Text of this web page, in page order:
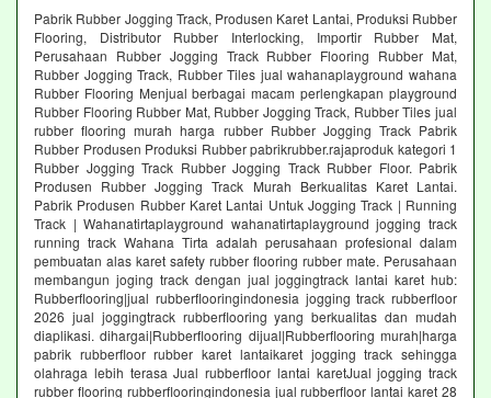
Pabrik Rubber Jogging Track, Produsen Karet Lantai, Produksi Rubber
Flooring, Distributor Rubber Interlocking, Importir Rubber Mat,
Perusahaan Rubber Jogging Track Rubber Flooring Rubber Mat,
Rubber Jogging Track, Rubber Tiles jual wahanaplayground wahana
Rubber Flooring Menjual berbagai macam perlengkapan playground
Rubber Flooring Rubber Mat, Rubber Jogging Track, Rubber Tiles jual
rubber flooring murah harga rubber Rubber Jogging Track Pabrik
Rubber Produsen Produksi Rubber pabrikrubber.rajaproduk kategori 1
Rubber Jogging Track Rubber Jogging Track Rubber Floor. Pabrik
Produsen Rubber Jogging Track Murah Berkualitas Karet Lantai.
Pabrik Produsen Rubber Karet Lantai Untuk Jogging Track | Running
Track | Wahanatirtaplayground wahanatirtaplayground jogging track
running track Wahana Tirta adalah perusahaan profesional dalam
pembuatan alas karet safety rubber flooring rubber mate. Perusahaan
membangun joging track dengan jual joggingtrack lantai karet hub:
Rubberflooring|jual rubberflooringindonesia jogging track rubberfloor
2026 jual joggingtrack rubberflooring yang berkualitas dan mudah
diaplikasi. dihargai|Rubberflooring dijual|Rubberflooring murah|harga
pabrik rubberfloor rubber karet lantaikaret jogging track sehingga
olahraga lebih terasa Jual rubberfloor lantai karetJual jogging track
rubber flooring rubberflooringindonesia jual rubberfloor lantai karet 28